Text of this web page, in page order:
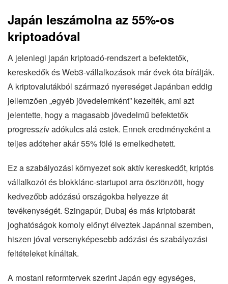
Japán leszámolna az 55%-os
kriptoadóval
A jelenlegi japán kriptoadó-rendszert a befektetők,
kereskedők és Web3-vállalkozások már évek óta bírálják.
A kriptovalutákból származó nyereséget Japánban eddig
jellemzően „egyéb jövedelemként” kezelték, ami azt
jelentette, hogy a magasabb jövedelmű befektetők
progresszív adókulcs alá estek. Ennek eredményeként a
teljes adóteher akár 55% fölé is emelkedhetett.
Ez a szabályozási környezet sok aktív kereskedőt, kriptós
vállalkozót és blokklánc-startupot arra ösztönzött, hogy
kedvezőbb adózású országokba helyezze át
tevékenységét. Szingapúr, Dubaj és más kriptobarát
joghatóságok komoly előnyt élveztek Japánnal szemben,
hiszen jóval versenyképesebb adózási és szabályozási
feltételeket kínáltak.
A mostani reformtervek szerint Japán egy egységes,